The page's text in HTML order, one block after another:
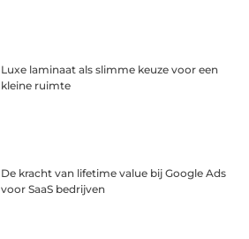
Luxe laminaat als slimme keuze voor een
kleine ruimte
De kracht van lifetime value bij Google Ads
voor SaaS bedrijven